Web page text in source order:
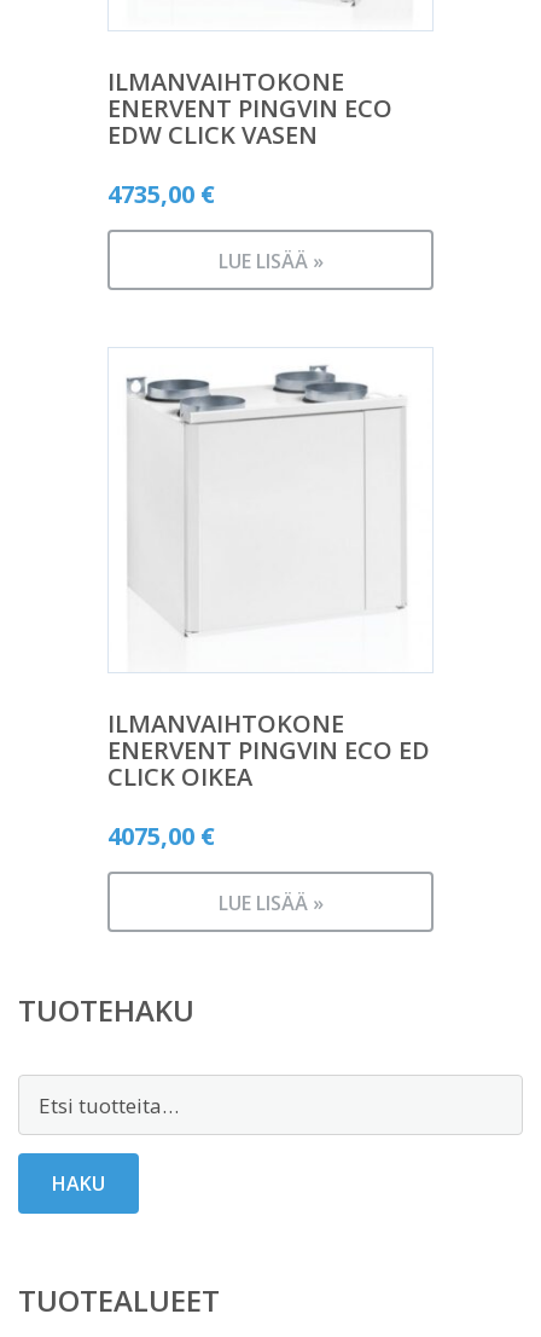
ILMANVAIHTOKONE
ENERVENT PINGVIN ECO
EDW CLICK VASEN
4735,00 €
LUE LISÄÄ »
ILMANVAIHTOKONE
ENERVENT PINGVIN ECO ED
CLICK OIKEA
4075,00 €
LUE LISÄÄ »
TUOTEHAKU
Etsi:
HAKU
TUOTEALUEET